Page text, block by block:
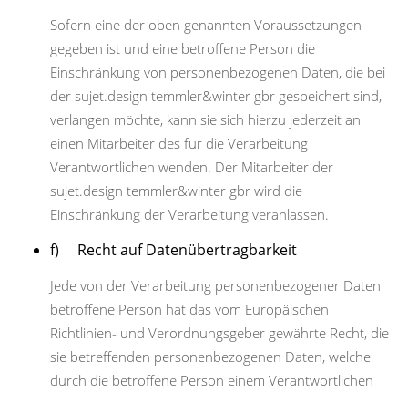
Sofern eine der oben genannten Voraussetzungen
gegeben ist und eine betroffene Person die
Einschränkung von personenbezogenen Daten, die bei
der sujet.design temmler&winter gbr gespeichert sind,
verlangen möchte, kann sie sich hierzu jederzeit an
einen Mitarbeiter des für die Verarbeitung
Verantwortlichen wenden. Der Mitarbeiter der
sujet.design temmler&winter gbr wird die
Einschränkung der Verarbeitung veranlassen.
f) Recht auf Datenübertragbarkeit
Jede von der Verarbeitung personenbezogener Daten
betroffene Person hat das vom Europäischen
Richtlinien- und Verordnungsgeber gewährte Recht, die
sie betreffenden personenbezogenen Daten, welche
durch die betroffene Person einem Verantwortlichen